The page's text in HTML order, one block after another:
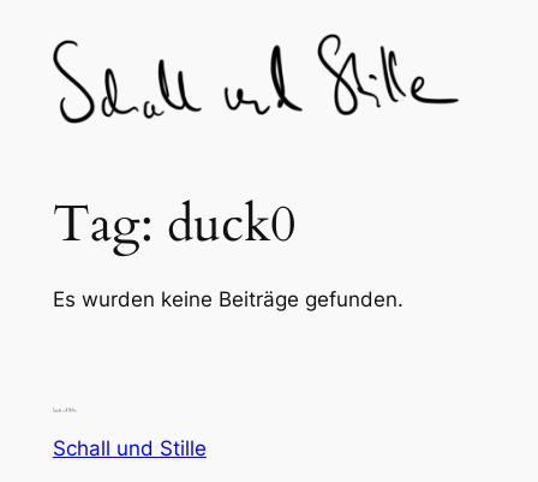
content
Tag: duck0
Es wurden keine Beiträge gefunden.
Schall und Stille